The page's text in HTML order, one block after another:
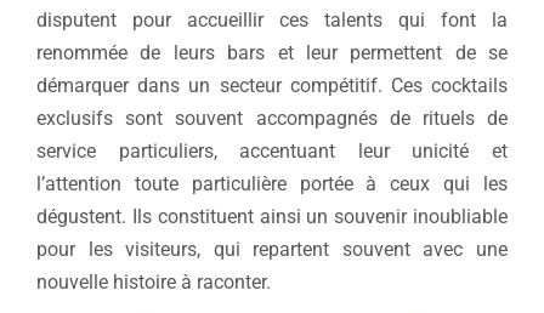
disputent pour accueillir ces talents qui font la
renommée de leurs bars et leur permettent de se
démarquer dans un secteur compétitif. Ces cocktails
exclusifs sont souvent accompagnés de rituels de
service particuliers, accentuant leur unicité et
l’attention toute particulière portée à ceux qui les
dégustent. Ils constituent ainsi un souvenir inoubliable
pour les visiteurs, qui repartent souvent avec une
nouvelle histoire à raconter.